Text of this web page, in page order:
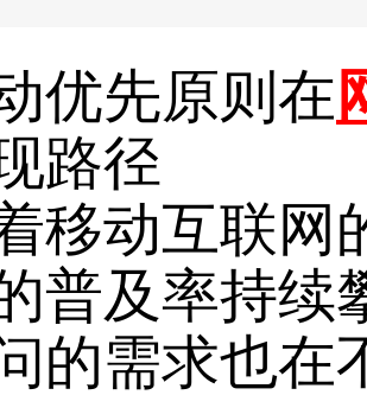
优先原则在
路径
移动互联网
普及率持续
的需求也在